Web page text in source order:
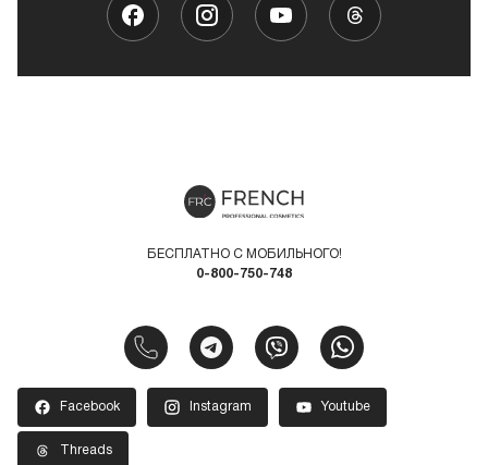
БЕСПЛАТНО С МОБИЛЬНОГО!
0-800-750-748
Facebook Instagram Youtube
Threads